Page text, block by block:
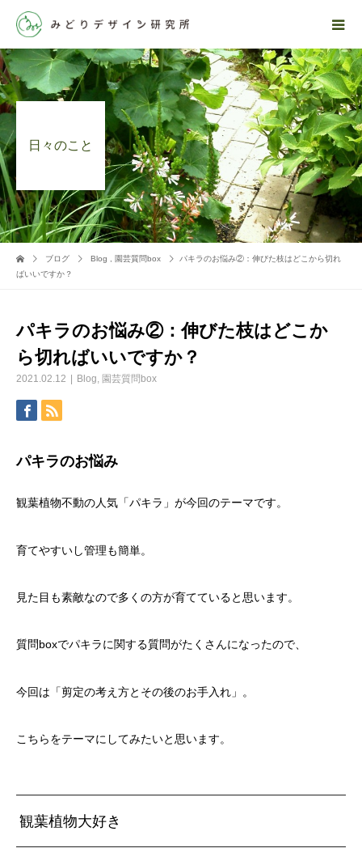
日々のこと
ブログ Blog 園芸質問box
パキラのお悩み②：伸びた枝はどこから切れ
ばいいですか？
パキラのお悩み②：伸びた枝はどこか
ら切ればいいですか？
2021.02.12 Blog, 園芸質問box
パキラのお悩み
観葉植物不動の人気「パキラ」が今回のテーマです。
育てやすいし管理も簡単。
見た目も素敵なので多くの方が育てていると思います。
質問boxでパキラに関する質問がたくさんになったので、
今回は「剪定の考え方とその後のお手入れ」。
こちらをテーマにしてみたいと思います。
観葉植物大好き